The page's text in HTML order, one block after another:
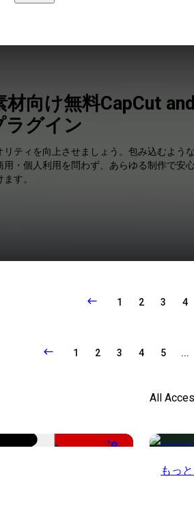
向け無料CapCut
ラグイン
ティを向上させましょう。包み込むような
・個人利用を問わず、あらゆる制作で安
ます。
1 2 3 4
1 2 3 4 5 ...
-98%
All
もっ